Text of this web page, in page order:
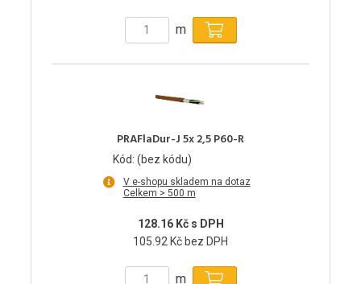
m
PRAFlaDur-J 5x 2,5 P60-R
Kód: (bez kódu)
V e-shopu skladem na dotaz
Celkem > 500 m
128.16 Kč s DPH
105.92 Kč bez DPH
m